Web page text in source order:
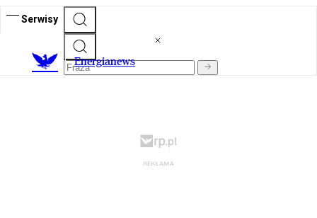
Serwisy
Energianews